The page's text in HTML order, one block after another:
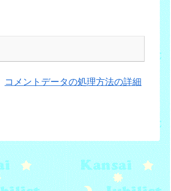
コメントデータの処理方法の詳細